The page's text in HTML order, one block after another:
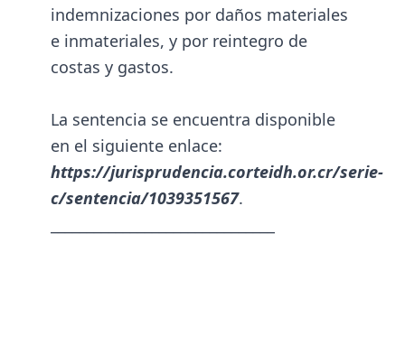
indemnizaciones por daños materiales
e inmateriales, y por reintegro de
costas y gastos.
La sentencia se encuentra disponible
en el siguiente enlace:
https://jurisprudencia.corteidh.or.cr/serie-
c/sentencia/1039351567.